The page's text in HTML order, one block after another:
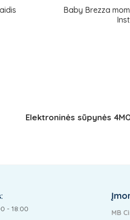
Baby Brezza
Elektroninės sūpynės
- 18:00 MB